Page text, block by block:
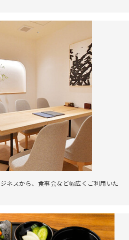
ネスから、食事会など幅広くご利用いた